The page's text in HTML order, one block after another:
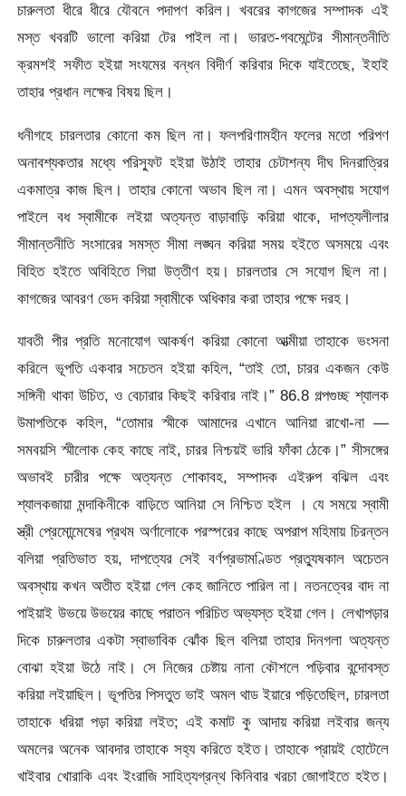
চারুলতা ধীরে ধীরে যৌবনে পদাপণ করিল। খবরের কাগজের সম্পাদক এই
মস্ত খবরটি ভালো করিয়া টের পাইল না। ভারত-গবমেন্টের সীমান্তনীতি
ক্রমশই সফীত হইয়া সংযমের বন্ধন বিদীর্ণ করিবার দিকে যাইতেছে, ইহাই
তাহার প্রধান লক্ষের বিষয় ছিল।
ধনীগহে চারলতার কোনো কম ছিল না। ফলপরিণামহীন ফলের মতো পরিপণ
অনাবশ্যকতার মধ্যে পরিস্ফুট হইয়া উঠাই তাহার চেটাশন্য দীঘ দিনরাত্রির
একমাত্র কাজ ছিল। তাহার কোনো অভাব ছিল না। এমন অবস্থায় সযোগ
পাইলে বধ স্বামীকে লইয়া অত্যন্ত বাড়াবাড়ি করিয়া থাকে, দাপত্যলীলার
সীমান্তনীতি সংসারের সমস্ত সীমা লঙ্ঘন করিয়া সময় হইতে অসময়ে এবং
বিহিত হইতে অবিহিতে গিয়া উত্তীণ হয়। চারলতার সে সযোগ ছিল না।
কাগজের আবরণ ভেদ করিয়া স্বামীকে অধিকার করা তাহার পক্ষে দরহ।
যাবতী পীর প্রতি মনোযোগ আকর্ষণ করিয়া কোনো আত্মীয়া তাহাকে ভংসনা
করিলে ভূপতি একবার সচেতন হইয়া কহিল, “তাই তো, চারর একজন কেউ
সঙ্গিনী থাকা উচিত, ও বেচারার কিছই করিবার নাই।”86.8 গল্পগুচ্ছ শ্যালক
উমাপতিকে কহিল, “তোমার স্মীকে আমাদের এখানে আনিয়া রাখো-না —
সমবয়সি স্মীলোক কেহ কাছে নাই, চারর নিশ্চয়ই ভারি ফাঁকা ঠেকে।” সীসঙ্গের
অভাবই চারীর পক্ষে অত্যন্ত শোকাবহ, সম্পাদক এইরুপ বঝিল এবং
শ্যালকজায়া মন্দাকিনীকে বাড়িতে আনিয়া সে নিশ্চিত হইল । যে সময়ে স্বামী
স্ত্রী প্রেমোন্মেষের প্রথম অর্ণালোকে পরস্পরের কাছে অপরাপ মহিমায় চিরন্তন
বলিয়া প্রতিভাত হয়, দাপত্যের সেই বর্ণপ্রভামণ্ডিত প্রত্যুষকাল অচেতন
অবস্থায় কখন অতীত হইয়া গেল কেহ জানিতে পারিল না। নতনত্বের বাদ না
পাইয়াই উভয়ে উভয়ের কাছে পরাতন পরিচিত অভ্যস্ত হইয়া গেল। লেখাপড়ার
দিকে চারুলতার একটা স্বাভাবিক ঝোঁক ছিল বলিয়া তাহার দিনগলা অত্যন্ত
বোঝা হইয়া উঠে নাই। সে নিজের চেষ্টায় নানা কৌশলে পড়িবার বন্দোবস্ত
করিয়া লইয়াছিল। ভূপতির পিসতুত ভাই অমল থাড ইয়ারে পড়িতেছিল, চারলতা
তাহাকে ধরিয়া পড়া করিয়া লইত; এই কমাট কু আদায় করিয়া লইবার জন্য
অমলের অনেক আবদার তাহাকে সহ্য করিতে হইত। তাহাকে প্রায়ই হোটেলে
খাইবার খোরাকি এবং ইংরাজি সাহিত্যগ্রন্থ কিনিবার খরচা জোগাইতে হইত।